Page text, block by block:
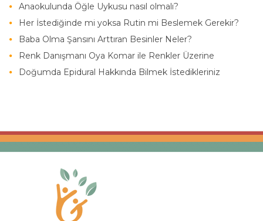
Anaokulunda Öğle Uykusu nasıl olmalı?
Her İstediğinde mi yoksa Rutin mi Beslemek Gerekir?
Baba Olma Şansını Arttıran Besinler Neler?
Renk Danışmanı Oya Komar ile Renkler Üzerine
Doğumda Epidural Hakkında Bilmek İstedikleriniz